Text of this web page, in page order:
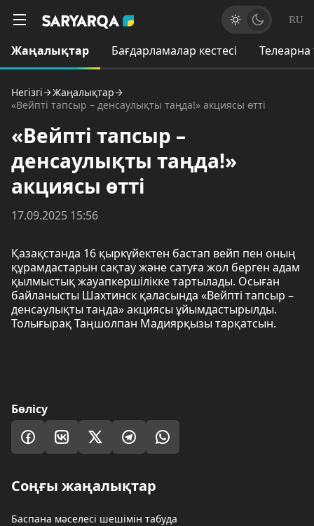
RU
Жаңалықтар Бағдарламалар кестесі
Негізгі
Жаңалықтар
«Вейпті тапсыр – денсаулықты таңда!» акциясы өтті
«Вейпті тапсыр –
денсаулықты таңда!»
акциясы өтті
17.09.2025 15:56
Қазақстанда 16 қыркүйектен бастап вейп пен оның
құрамдастарын сақтау және сатуға жол берген адам
қылмыстық жауапкершілікке тартылады. Осыған
байланысты Шахтинск қаласында «Вейпті тапсыр –
денсаулықты таңда» акциясы ұйымдастырылды.
Толығырақ Таңшолпан Мадиярқызы тарқатсын.
Бөлісу
Соңғы жаңалықтар
Баспана мәселесі шешімін табуда